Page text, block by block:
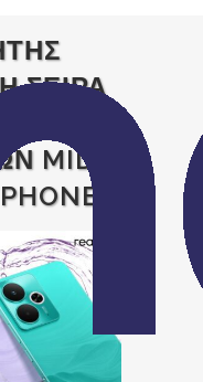
ΣΕΙΡΑ
MID-